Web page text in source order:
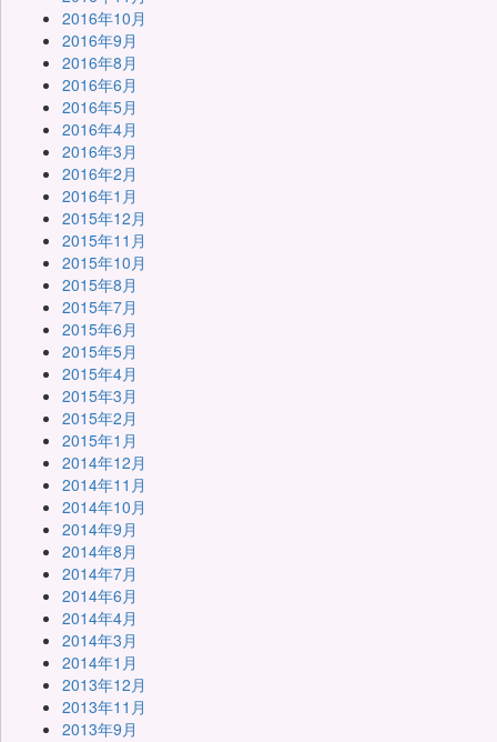
2016年10月
2016年9月
2016年8月
2016年6月
2016年5月
2016年4月
2016年3月
2016年2月
2016年1月
2015年12月
2015年11月
2015年10月
2015年8月
2015年7月
2015年6月
2015年5月
2015年4月
2015年3月
2015年2月
2015年1月
2014年12月
2014年11月
2014年10月
2014年9月
2014年8月
2014年7月
2014年6月
2014年4月
2014年3月
2014年1月
2013年12月
2013年11月
2013年9月